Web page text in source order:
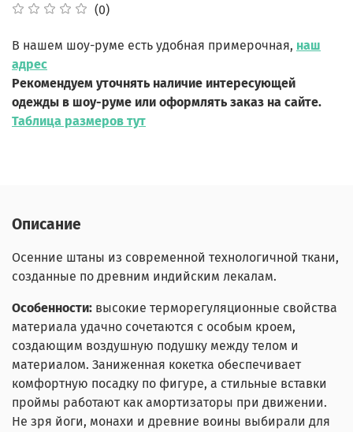
(0)
В нашем шоу-руме есть удобная примерочная, наш
адрес
Рекомендуем уточнять наличие интересующей
одежды в шоу-руме или оформлять заказ на сайте.
Таблица размеров тут
Описание
Осенние штаны из современной технологичной ткани,
созданные по древним индийским лекалам.
Особенности: высокие терморегуляционные свойства
материала удачно сочетаются с особым кроем,
создающим воздушную подушку между телом и
материалом. Заниженная кокетка обеспечивает
комфортную посадку по фигуре, а стильные вставки
проймы работают как амортизаторы при движении.
Не зря йоги, монахи и древние воины выбирали для